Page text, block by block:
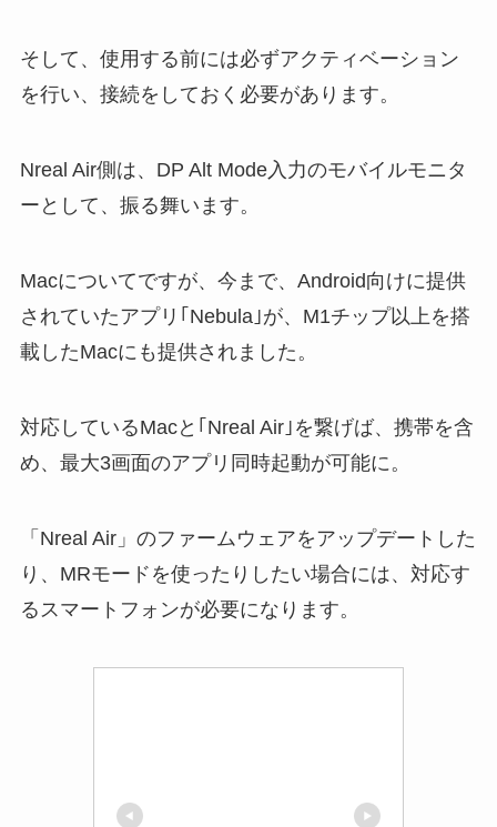
そして、使用する前には必ずアクティベーション
を行い、接続をしておく必要があります。
Nreal Air側は、DP Alt Mode入力のモバイルモニタ
ーとして、振る舞います。
Macについてですが、今まで、Android向けに提供
されていたアプリ｢Nebula｣が、M1チップ以上を搭
載したMacにも提供されました。
対応しているMacと｢Nreal Air｣を繋げば、携帯を含
め、最大3画面のアプリ同時起動が可能に。
「Nreal Air」のファームウェアをアップデートした
り、MRモードを使ったりしたい場合には、対応す
るスマートフォンが必要になります。